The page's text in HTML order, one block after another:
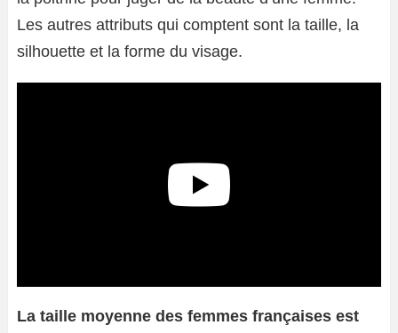
Les autres attributs qui comptent sont la taille, la
silhouette et la forme du visage.
La taille moyenne des femmes françaises est